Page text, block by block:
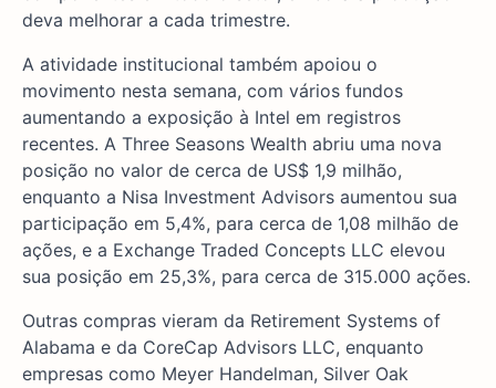
deva melhorar a cada trimestre.
A atividade institucional também apoiou o
movimento nesta semana, com vários fundos
aumentando a exposição à Intel em registros
recentes. A Three Seasons Wealth abriu uma nova
posição no valor de cerca de US$ 1,9 milhão,
enquanto a Nisa Investment Advisors aumentou sua
participação em 5,4%, para cerca de 1,08 milhão de
ações, e a Exchange Traded Concepts LLC elevou
sua posição em 25,3%, para cerca de 315.000 ações.
Outras compras vieram da Retirement Systems of
Alabama e da CoreCap Advisors LLC, enquanto
empresas como Meyer Handelman, Silver Oak